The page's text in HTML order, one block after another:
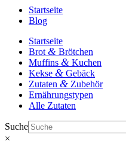
Startseite
Blog
Startseite
Brot & Brötchen
Muffins & Kuchen
Kekse & Gebäck
Zutaten & Zubehör
Ernährungstypen
Alle Zutaten
Suche
×